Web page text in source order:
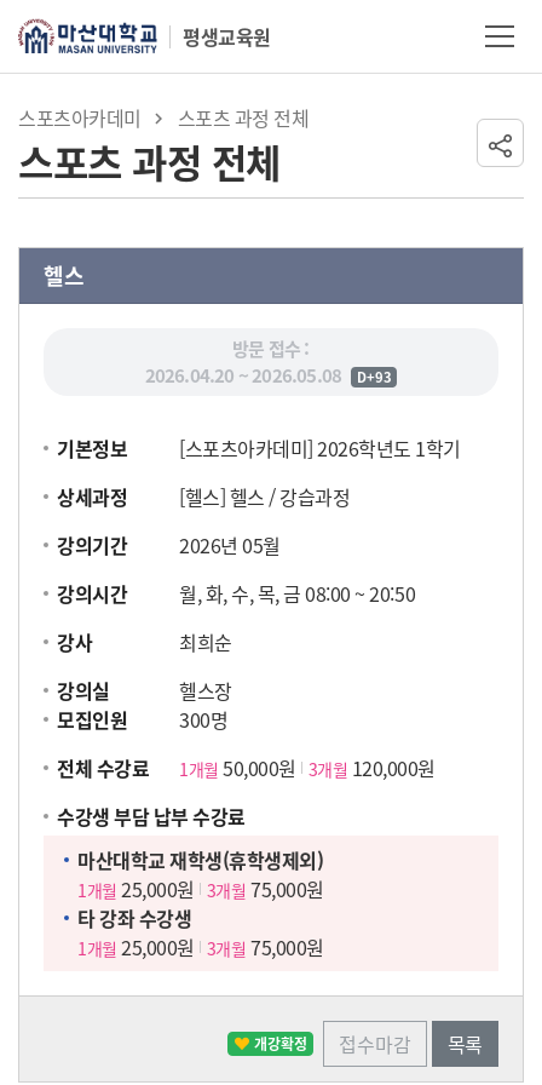
Skip Menu
마산대학교 평생교육원
스포츠아카데미 스포츠 과정 전체
스포츠 과정 전체
헬스
방문 접수 :
2026.04.20 ~ 2026.05.08
D+93
기본정보
[스포츠아카데미] 2026학년도 1학기
상세과정
[헬스] 헬스 / 강습과정
강의기간
2026년 05월
강의시간
월, 화, 수, 목, 금 08:00 ~ 20:50
강사
최희순
강의실
헬스장
모집인원
300명
전체 수강료
1개월 50,000원 3개월 120,000원
수강생 부담 납부 수강료
마산대학교 재학생(휴학생제외)
1개월 25,000원 3개월 75,000원
타 강좌 수강생
1개월 25,000원 3개월 75,000원
개강확정 접수마감 목록